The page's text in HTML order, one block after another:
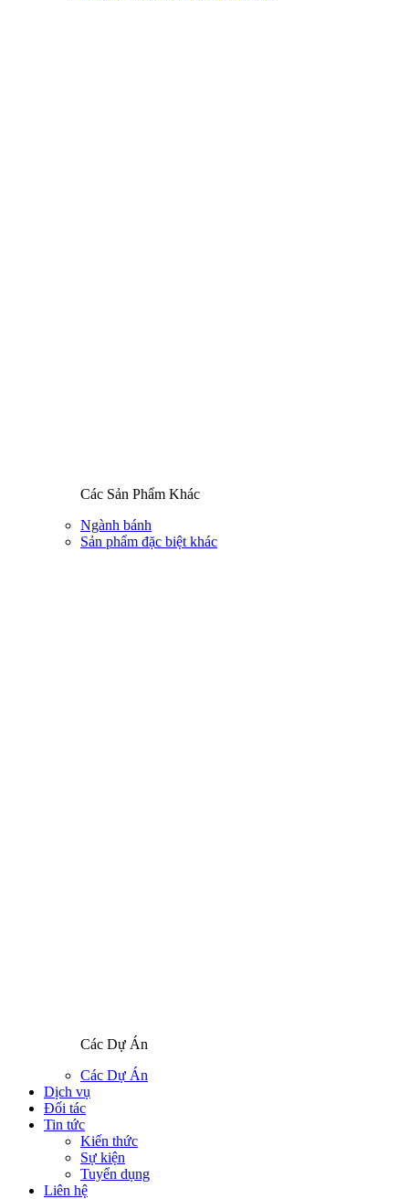
Các Sản Phẩm Khác
Ngành bánh
Sản phẩm đặc biệt khác
Các Dự Án
Các Dự Án
Dịch vụ
Đối tác
Tin tức
Kiến thức
Sự kiện
Tuyển dụng
Liên hệ